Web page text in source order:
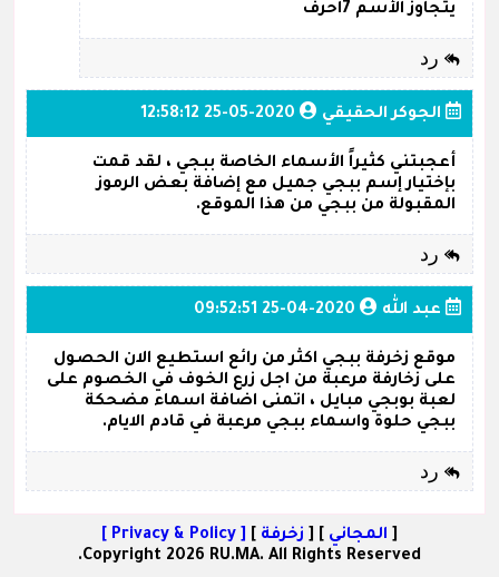
يتجاوز الأسم 7احرف
رد
الجوكر الحقيقي 2020-05-25 12:58:12
أعجبتني كثيراً الأسماء الخاصة ببجي ، لقد قمت
بإختيار إسم ببجي جميل مع إضافة بعض الرموز
المقبولة من ببجي من هذا الموقع.
رد
عبد الله 2020-04-25 09:52:51
موقع زخرفة ببجي اكثر من رائع استطيع الان الحصول
على زخارفة مرعبة من اجل زرع الخوف في الخصوم على
لعبة بوبجي مبايل ، اتمنى اضافة اسماء مضحكة
ببجي حلوة واسماء ببجي مرعبة في قادم الايام.
رد
[ المجاني ] [ زخرفة ]
[ Privacy & Policy ]
Copyright 2026 RU.MA. All Rights Reserved.